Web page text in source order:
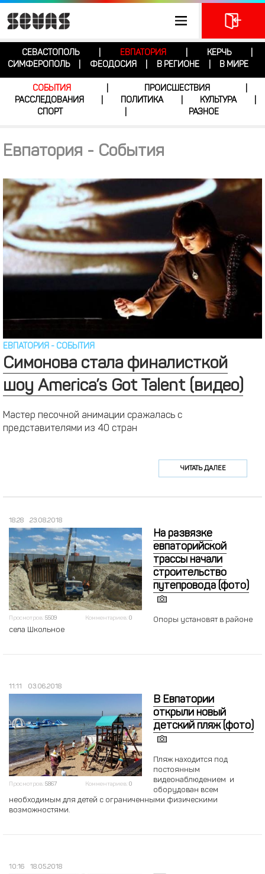
СЕВАСТОПОЛЬ ЕВПАТОРИЯ КЕРЧЬ
СИМФЕРОПОЛЬ
ФЕОДОСИЯ В РЕГИОНЕ В МИРЕ
СОБЫТИЯ ПРОИСШЕСТВИЯ
РАССЛЕДОВАНИЯ
ПОЛИТИКА КУЛЬТУРА
СПОРТ
РАЗНОЕ
Евпатория - События
ЕВПАТОРИЯ - СОБЫТИЯ
Симонова стала финалисткой
шоу America’s Got Talent (видео)
Мастер песочной анимации сражалась с
представителями из 40 стран
ЧИТАТЬ ДАЛЕЕ
18:28 23.08.2018
Просмотров: 5509 Комментариев: 0
На развязке
евпаторийской
трассы начали
строительство
путепровода (фото)
Опоры установят в районе
села Школьное
11:11 03.06.2018
Просмотров: 5867 Комментариев: 0
В Евпатории
открыли новый
детский пляж (фото)
Пляж находится под
постоянным
видеонаблюдением и
оборудован всем
необходимым для детей с ограниченными физическими
возможностями.
10:16 18.05.2018